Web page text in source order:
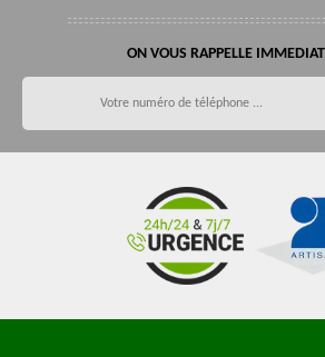
ON VOUS RAPPELLE